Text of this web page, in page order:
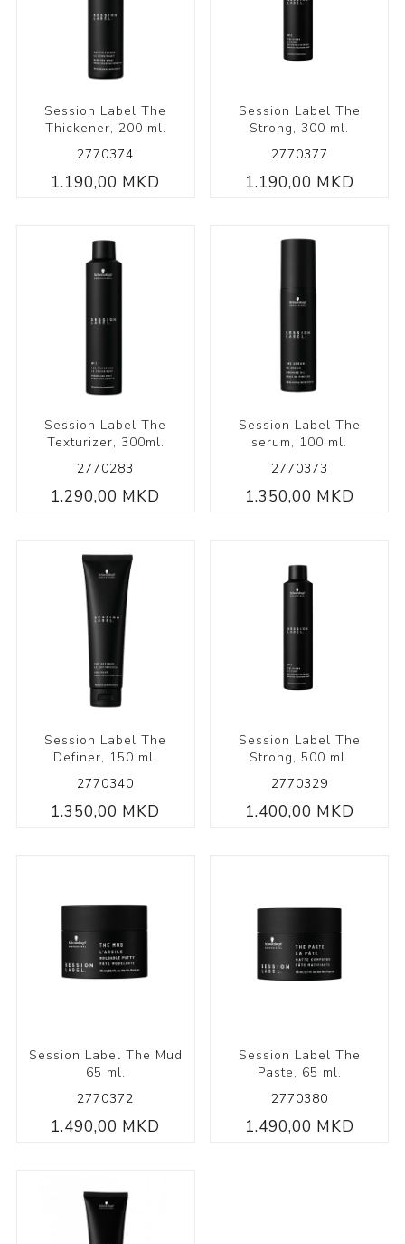
Session Label The
Thickener, 200 ml.
2770374
1.190,00 MKD
Session Label The
Strong, 300 ml.
2770377
1.190,00 MKD
Session Label The
Texturizer, 300ml.
2770283
1.290,00 MKD
Session Label The
serum, 100 ml.
2770373
1.350,00 MKD
Session Label The
Definer, 150 ml.
2770340
1.350,00 MKD
Session Label The
Strong, 500 ml.
2770329
1.400,00 MKD
Session Label The Mud
65 ml.
2770372
1.490,00 MKD
Session Label The
Paste, 65 ml.
2770380
1.490,00 MKD